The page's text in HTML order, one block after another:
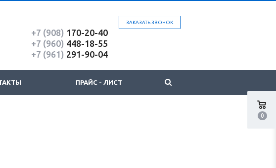
0
ЗАКАЗАТЬ ЗВОНОК
+7 (908) 170-20-40
+7 (960) 448-18-55
+7 (961) 291-90-04
ПРАЙС - ЛИСТ